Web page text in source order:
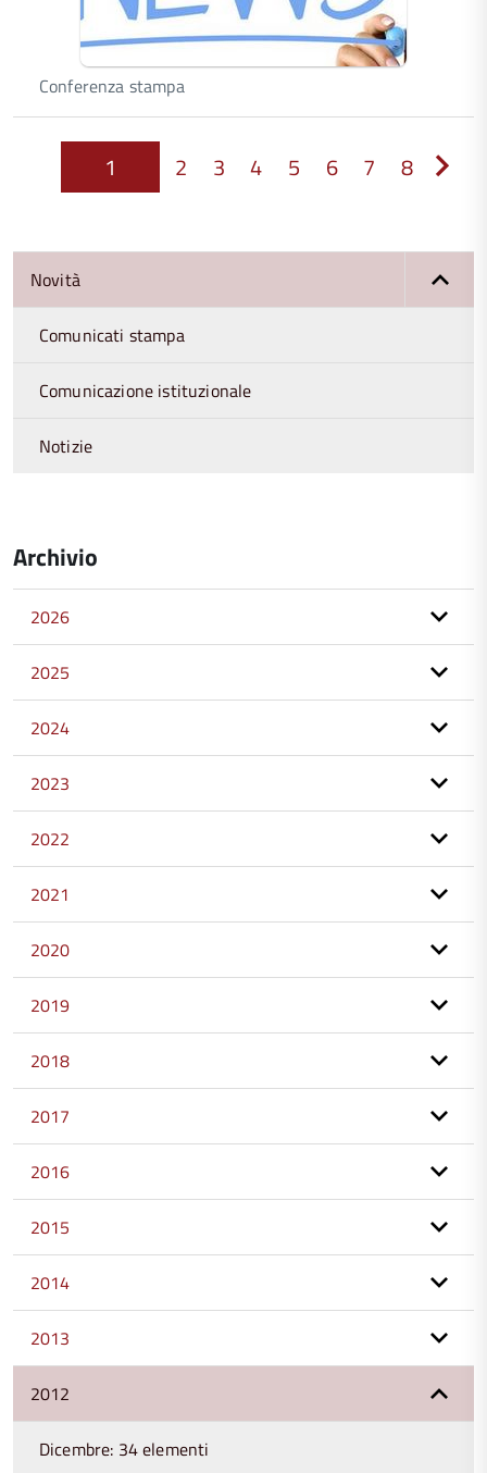
Conferenza stampa
1 2 3 4 5 6 7 8
Novità
Comunicati stampa
Comunicazione istituzionale
Notizie
Archivio
2026
2025
2024
2023
2022
2021
2020
2019
2018
2017
2016
2015
2014
2013
2012
Dicembre: 34 elementi